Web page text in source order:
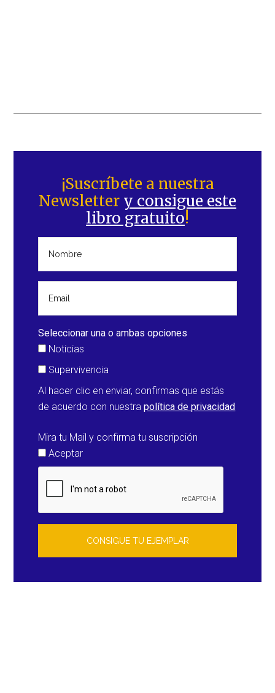
lateral
principal
¡Suscríbete a nuestra
Newsletter y consigue este
libro gratuito!
Seleccionar una o ambas opciones
Noticias
Supervivencia
Al hacer clic en enviar, confirmas que estás
de acuerdo con nuestrapolítica de privacidad
Mira tu Mail y confirma tu suscripción
Aceptar